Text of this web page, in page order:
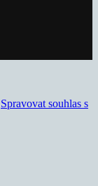
Spravovat souhlas s